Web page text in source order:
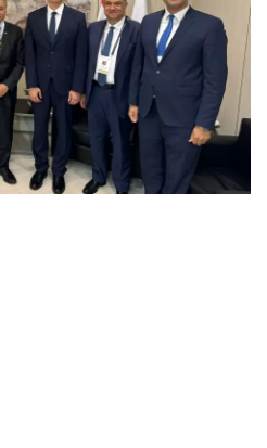
تقارير
مقالات
مجتمع البترول
دليل شركات البترول المصرية